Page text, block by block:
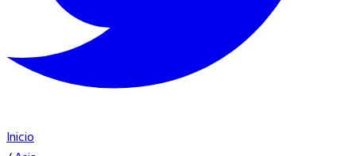
Inicio